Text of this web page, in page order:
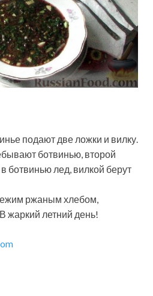
подают две ложки и вилку.
ботвинью, второй
ботвинью лед, вилкой берут
ржаным хлебом,
жаркий летний день!